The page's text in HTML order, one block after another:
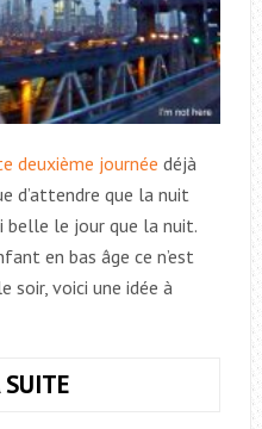
deuxième journée déjà
d’attendre que la nuit
belle le jour que la nuit.
en bas âge ce n’est
soir, voici une idée à